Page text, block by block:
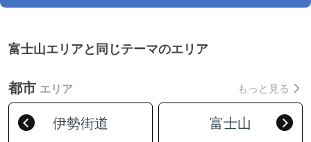
富士山エリアと同じテーマのエリア
都市 エリア もっと見る
Previous
伊勢街道 富士山